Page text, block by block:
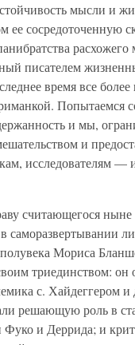
мысли и
ее сосредоточенную
писателем
время все более
Попытаемся
и мы,
и
исследователям —
считающегося
саморазвертывании
Мориса
триединством: он
с. Хайдеггером и
решающую роль в
и Деррида; и